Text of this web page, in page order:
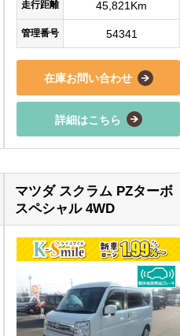
走行距離 45,821Km
管理番号 54341
在庫お問い合わせ
詳細はこちら
マツダ スクラム PZターボ
スペシャル 4WD